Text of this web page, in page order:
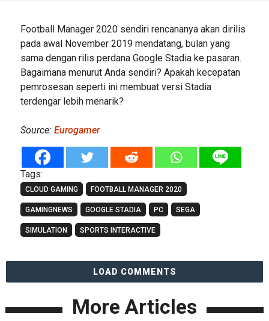
Football Manager 2020 sendiri rencananya akan dirilis
pada awal November 2019 mendatang, bulan yang
sama dengan rilis perdana Google Stadia ke pasaran.
Bagaimana menurut Anda sendiri? Apakah kecepatan
pemrosesan seperti ini membuat versi Stadia
terdengar lebih menarik?
Source: Eurogamer
Tags:
CLOUD GAMING FOOTBALL MANAGER 2020
GAMINGNEWS GOOGLE STADIA PC SEGA
SIMULATION SPORTS INTERACTIVE
LOAD COMMENTS
More Articles